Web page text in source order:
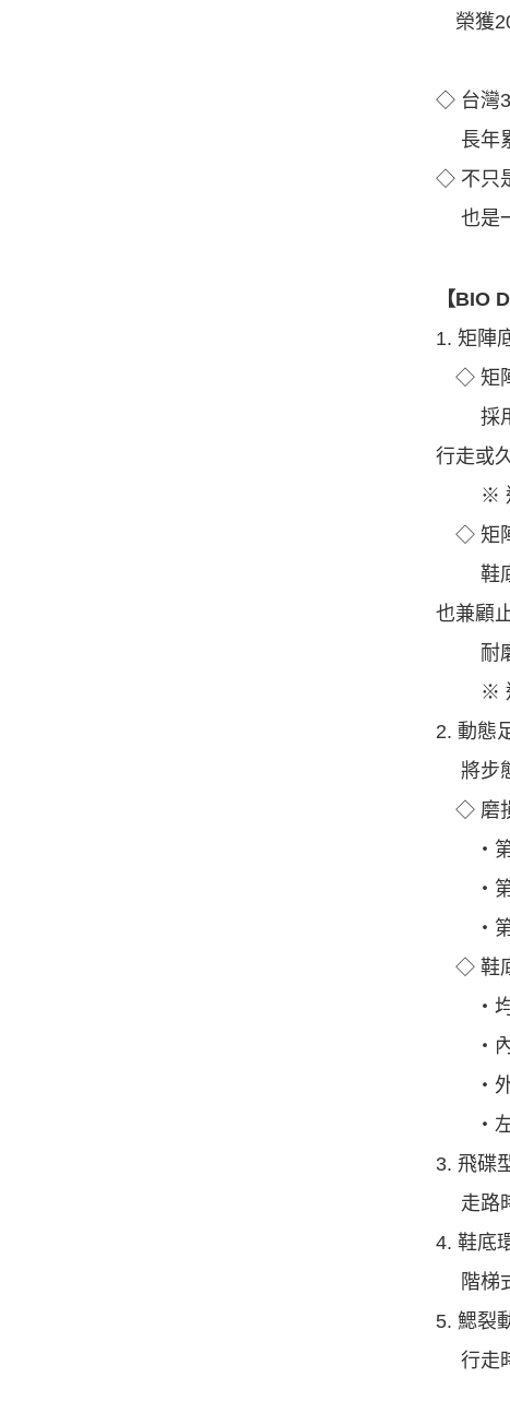
榮獲
◇ 台灣
長年
◇ 不只
也是
【BIO
1. 矩陣
◇ 矩
採用
行走或
※ 通
◇ 矩
鞋底
也兼顧
耐磨
※ 通
2. 動態
將步
◇ 磨損
‧第一
‧第
‧第三
◇ 鞋
‧均壓
‧內側
‧外側
‧左
3. 飛碟
走路
4. 鞋底
階梯
5. 鰓裂
行走